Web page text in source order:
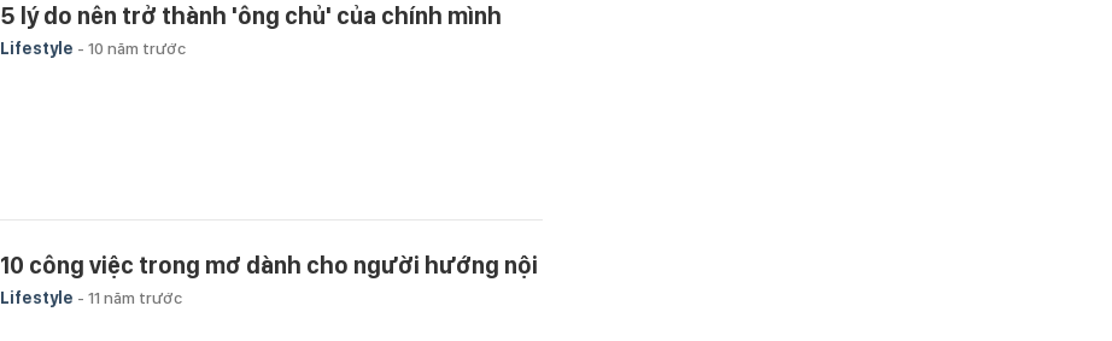
5 lý do nên trở thành 'ông chủ' của chính mình
Lifestyle - 10 năm trước
10 công việc trong mơ dành cho người hướng nội
Lifestyle - 11 năm trước